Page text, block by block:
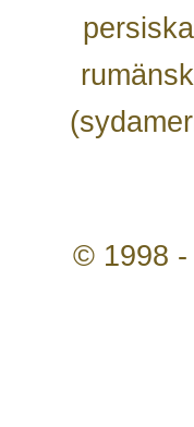
persiska
© 1998 -